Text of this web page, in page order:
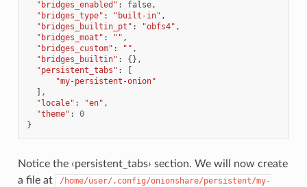
"bridges_enabled" : false,
"bridges_type" : "built-in" ,
"bridges_builtin_pt" : "obfs4" ,
"bridges_moat" : "" ,
"bridges_custom" : "" ,
"bridges_builtin" :
{},
"persistent_tabs" :
[
"my-persistent-onion"
],
"locale" : "en" ,
"theme" :
0
}
Notice the ‹persistent_tabs› section. We will now create
a file at
/home/user/.config/onionshare/persistent/my-